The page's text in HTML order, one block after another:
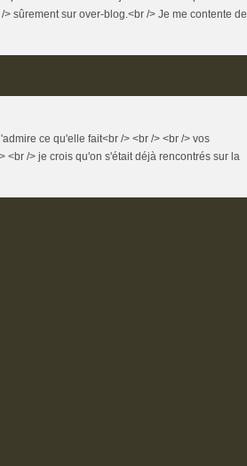
sûrement sur over-blog.<br /> Je me contente de
ce qu'elle fait<br /> <br /> <br /> vos
<br /> je crois qu'on s'était déjà rencontrés sur la